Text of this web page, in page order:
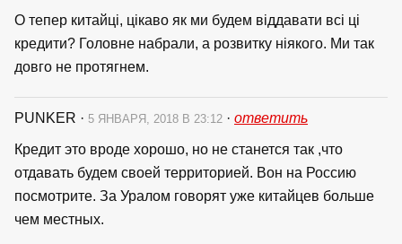
О тепер китайці, цікаво як ми будем віддавати всі ці
кредити? Головне набрали, а розвитку ніякого. Ми так
довго не протягнем.
PUNKER · 5 ЯНВАРЯ, 2018 В 23:12 · ответить
Кредит это вроде хорошо, но не станется так ,что
отдавать будем своей территорией. Вон на Россию
посмотрите. За Уралом говорят уже китайцев больше
чем местных.